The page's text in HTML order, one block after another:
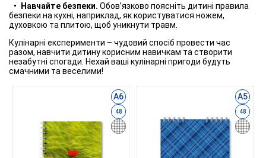
Навчайте безпеки. Обов’язково поясніть дитині правила
безпеки на кухні, наприклад, як користуватися ножем,
духовкою та плитою, щоб уникнути травм.
Кулінарні експерименти – чудовий спосіб провести час
разом, навчити дитину корисним навичкам та створити
незабутні спогади. Нехай ваші кулінарні пригоди будуть
смачними та веселими!
А6
48
А5
48